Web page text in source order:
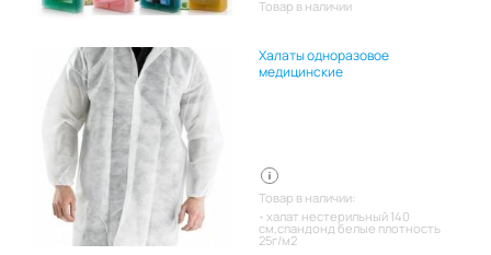
Товар в наличии
Халаты одноразовое
медицинские
Товар в наличии:
халат нестерильный 140
см,спандонд белые плотность
25г/м2